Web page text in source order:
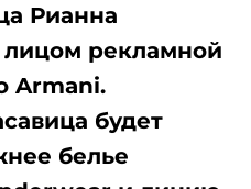
Рианна
рекламной
Armani.
будет
белье